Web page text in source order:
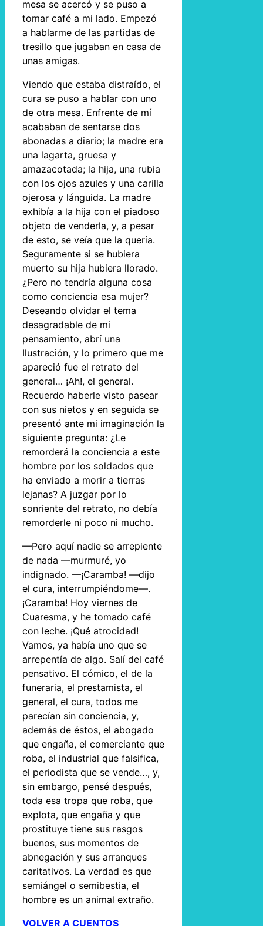
mesa se acercó y se puso a
tomar café a mi lado. Empezó
a hablarme de las partidas de
tresillo que jugaban en casa de
unas amigas.
Viendo que estaba distraído, el
cura se puso a hablar con uno
de otra mesa. Enfrente de mí
acababan de sentarse dos
abonadas a diario; la madre era
una lagarta, gruesa y
amazacotada; la hija, una rubia
con los ojos azules y una carilla
ojerosa y lánguida. La madre
exhibía a la hija con el piadoso
objeto de venderla, y, a pesar
de esto, se veía que la quería.
Seguramente si se hubiera
muerto su hija hubiera llorado.
¿Pero no tendría alguna cosa
como conciencia esa mujer?
Deseando olvidar el tema
desagradable de mi
pensamiento, abrí una
Ilustración, y lo primero que me
apareció fue el retrato del
general… ¡Ah!, el general.
Recuerdo haberle visto pasear
con sus nietos y en seguida se
presentó ante mi imaginación la
siguiente pregunta: ¿Le
remorderá la conciencia a este
hombre por los soldados que
ha enviado a morir a tierras
lejanas? A juzgar por lo
sonriente del retrato, no debía
remorderle ni poco ni mucho.
—Pero aquí nadie se arrepiente
de nada —murmuré, yo
indignado. —¡Caramba! —dijo
el cura, interrumpiéndome—.
¡Caramba! Hoy viernes de
Cuaresma, y he tomado café
con leche. ¡Qué atrocidad!
Vamos, ya había uno que se
arrepentía de algo. Salí del café
pensativo. El cómico, el de la
funeraria, el prestamista, el
general, el cura, todos me
parecían sin conciencia, y,
además de éstos, el abogado
que engaña, el comerciante que
roba, el industrial que falsifica,
el periodista que se vende…, y,
sin embargo, pensé después,
toda esa tropa que roba, que
explota, que engaña y que
prostituye tiene sus rasgos
buenos, sus momentos de
abnegación y sus arranques
caritativos. La verdad es que
semiángel o semibestia, el
hombre es un animal extraño.
VOLVER A CUENTOS